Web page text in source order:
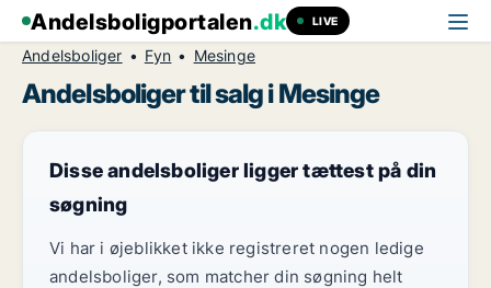
Andelsboligportalen.dk LIVE
Andelsboliger Fyn Mesinge
Andelsboliger til salg i Mesinge
Disse andelsboliger ligger tættest på din
søgning
Vi har i øjeblikket ikke registreret nogen ledige
andelsboliger, som matcher din søgning helt